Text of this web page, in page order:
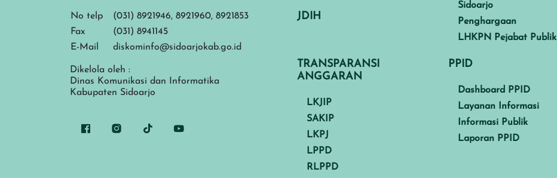
No telp
(031) 8921946, 8921960, 8921853
Fax
(031) 8941145
E-Mail
diskominfo@sidoarjokab.go.id
Dikelola oleh :
Dinas Komunikasi dan Informatika
Kabupaten Sidoarjo
JDIH
Sidoarjo
Penghargaan
LHKPN Pejabat Publik
TRANSPARANSI
ANGGARAN
LKJIP
SAKIP
LKPJ
LPPD
RLPPD
PPID
Dashboard PPID
Layanan Informasi
Informasi Publik
Laporan PPID